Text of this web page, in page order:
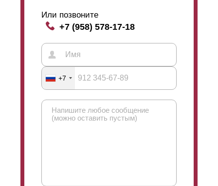
Или позвоните
+7 (958) 578-17-18
+7